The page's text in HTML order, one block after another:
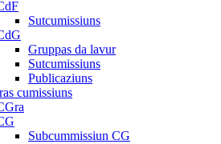
Sutcumissiuns
Gruppas da lavur
Sutcumissiuns
Publicaziuns
cumissiuns
Subcummissiun CG